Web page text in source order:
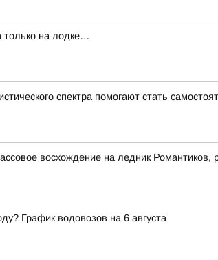
на лодке…
спектра помогают стать
восхождение на ледник Романтиков,
График водовозов на 6 августа